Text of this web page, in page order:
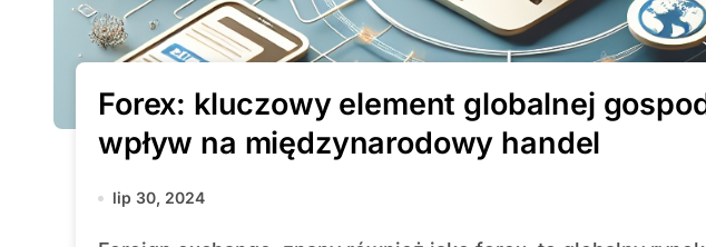
Forex: kluczowy element globalnej
wpływ na międzynarodowy handel
lip 30, 2024